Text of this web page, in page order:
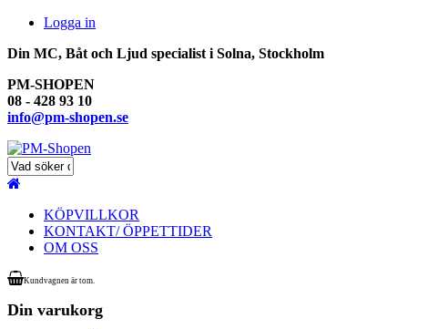
Logga in
Din MC, Båt och Ljud specialist i Solna, Stockholm
PM-SHOPEN
08 - 428 93 10
info@pm-shopen.se
KÖPVILLKOR
KONTAKT/ ÖPPETTIDER
OM OSS
Kundvagnen är tom.
Din varukorg